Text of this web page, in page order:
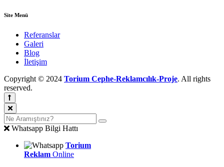
Site Menü
Referanslar
Galeri
Blog
İletişim
Copyright © 2024 Torium Cephe-Reklamcılık-Proje. All rights
reserved.
Whatsapp Bilgi Hattı
Torium
Reklam Online